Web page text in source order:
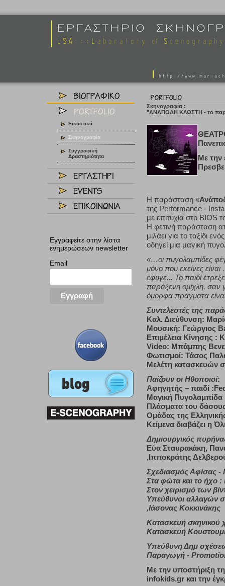
Εικαστικά
Σκηνογραφία
Συγγραφική
Δραστηριότητα
Εγγραφείτε στην λίστα
ενημερώσεων newsletter
Email
Σκηνογραφία :
"ΑΝΑΠΟΔΗ ΚΛΩΣΤΗ - το
Με την
Η παράσταση «
της Performance -
με επιτυχία στο BIOS
Η φετινή παράσταση
μιλάει για το ταξίδι
οδηγεί μια μαγική
«…οι πυγολαμπίδες
μόνο που εκείνες
έφυγε... Το παιδί
παράξενη ομίχλη, σαν
όμορφα πράγματα
Συντελεστές της
Καλ. Διεύθυνση:
Μουσική: Γεώργιος
Επιμέλεια Κίνησης :
Video: Μπάμπης
Φωτισμοί: Τάσος
Μελέτη κατασκευών
Παίζουν οι Hθοποιοί:
Αφηγητής – παιδί :
Μαγική
Πλάσματα του
Ομάδας της
Κείμενα διαβάζει η
Δημιουργικός
Εύα Σταυρακάκη,
,Ιπποκράτης
Σχεδιασμός Αφίσας
Στα φώτα και το ήχο
Στον χειρισμό των
Υπεύθυνοι αλλαγών
,Ιάσονας Κοκκινάκης
Κατασκευή σκηνικού
Κατασκευή
Υπεύθυνη Δημ
Παραγωγή -
Με την υποστήριξη
infokids.gr και την